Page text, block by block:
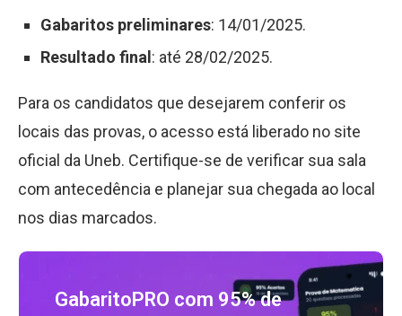
Gabaritos preliminares: 14/01/2025.
Resultado final : até 28/02/2025.
Para os candidatos que desejarem conferir os
locais das provas, o acesso está liberado no site
oficial da Uneb. Certifique-se de verificar sua sala
com antecedência e planejar sua chegada ao local
nos dias marcados.
GabaritoPRO com 95% de